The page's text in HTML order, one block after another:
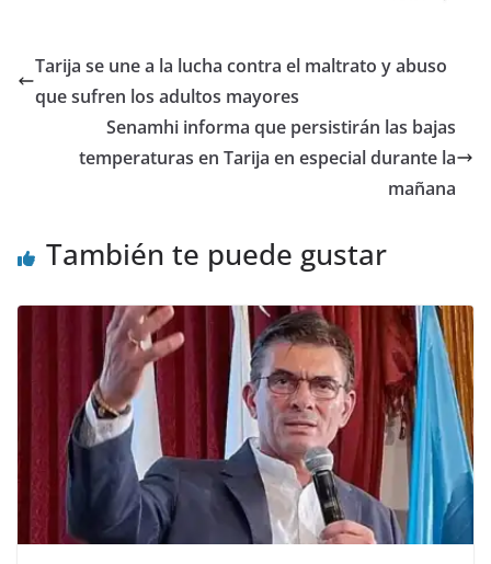
Tarija se une a la lucha contra el maltrato y abuso
que sufren los adultos mayores
Senamhi informa que persistirán las bajas
temperaturas en Tarija en especial durante la
mañana
También te puede gustar